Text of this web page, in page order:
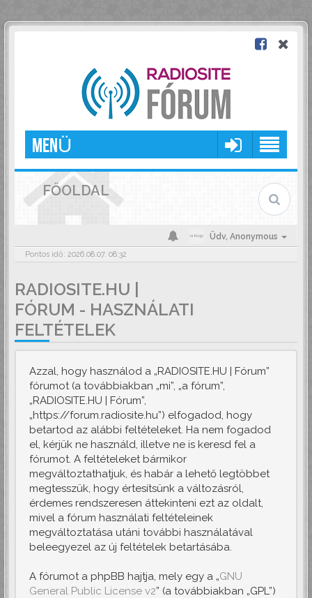
MENÜ
FŐOLDAL
Üdv, Anonymous
Pontos idő: 2026.08.07. 08:32
RADIOSITE.HU |
FÓRUM - HASZNÁLATI
FELTÉTELEK
Azzal, hogy használod a „RADIOSITE.HU | Fórum”
fórumot (a továbbiakban „mi”, „a fórum”,
„RADIOSITE.HU | Fórum”,
„https://forum.radiosite.hu”) elfogadod, hogy
betartod az alábbi feltételeket. Ha nem fogadod
el, kérjük ne használd, illetve ne is keresd fel a
fórumot. A feltételeket bármikor
megváltoztathatjuk, és habár a lehető legtöbbet
megtesszük, hogy értesítsünk a változásról,
érdemes rendszeresen áttekinteni ezt az oldalt,
mivel a fórum használati feltételeinek
megváltoztatása utáni további használatával
beleegyezel az új feltételek betartásába.
A fórumot a phpBB hajtja, mely egy a „GNU
General Public License v2” (a továbbiakban „GPL”)